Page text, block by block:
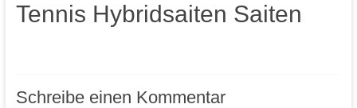
Tennis!
Tennis Hybridsaiten Saiten
Schreibe einen Kommentar